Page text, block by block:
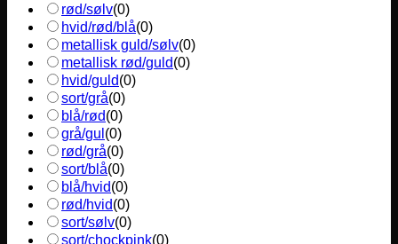
rød/sølv(0)
hvid/rød/blå(0)
metallisk guld/sølv(0)
metallisk rød/guld(0)
hvid/guld(0)
sort/grå(0)
blå/rød(0)
grå/gul (0)
rød/grå(0)
sort/blå(0)
blå/hvid(0)
rød/hvid(0)
sort/sølv(0)
sort/chockpink(0)